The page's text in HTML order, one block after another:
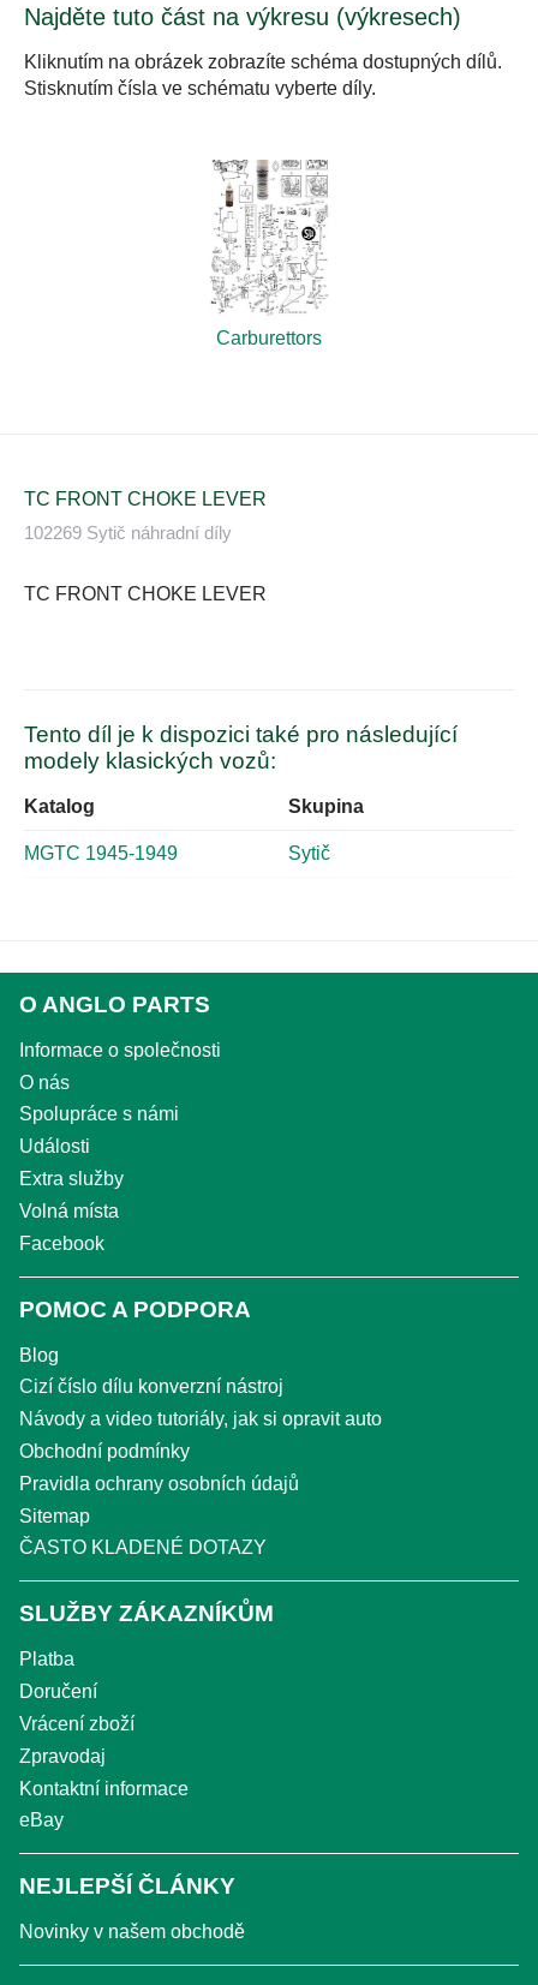
Najděte tuto část na výkresu (výkresech)
Kliknutím na obrázek zobrazíte schéma dostupných dílů.
Stisknutím čísla ve schématu vyberte díly.
Carburettors
TC FRONT CHOKE LEVER
102269 Sytič náhradní díly
TC FRONT CHOKE LEVER
Tento díl je k dispozici také pro následující
modely klasických vozů:
Katalog Skupina
MGTC 1945-1949 Sytič
O ANGLO PARTS
Informace o společnosti
O nás
Spolupráce s námi
Události
Extra služby
Volná místa
Facebook
POMOC A PODPORA
Blog
Cizí číslo dílu konverzní nástroj
Návody a video tutoriály, jak si opravit auto
Obchodní podmínky
Pravidla ochrany osobních údajů
Sitemap
ČASTO KLADENÉ DOTAZY
SLUŽBY ZÁKAZNÍKŮM
Platba
Doručení
Vrácení zboží
Zpravodaj
Kontaktní informace
eBay
NEJLEPŠÍ ČLÁNKY
Novinky v našem obchodě